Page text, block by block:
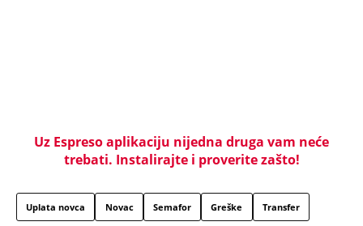
Uz Espreso aplikaciju nijedna druga vam neće
trebati. Instalirajte i proverite zašto!
Uplata novca Novac Semafor Greške Transfer